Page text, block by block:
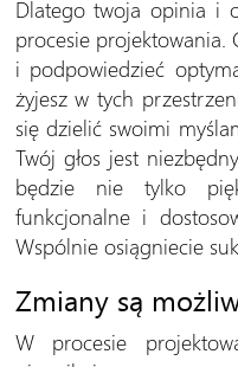
Dlatego twoja opinia i
procesie projektowania.
i podpowiedzieć
żyjesz w tych
się dzielić swoimi
Twój głos jest
będzie nie tylko
funkcjonalne i
Wspólnie osiągniecie
Zmiany są
W procesie